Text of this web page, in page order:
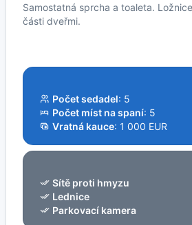
Samostatná sprcha a toaleta.
části dveřmi.
Počet sedadel: 5
Počet míst na spaní: 5
Vratná kauce: 1 000 EUR
Sítě proti hmyzu
Lednice
Parkovací kamera